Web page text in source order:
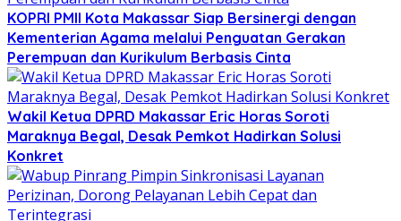
KOPRI PMII Kota Makassar Siap Bersinergi dengan
Kementerian Agama melalui Penguatan Gerakan
Perempuan dan Kurikulum Berbasis Cinta
Wakil Ketua DPRD Makassar Eric Horas Soroti
Maraknya Begal, Desak Pemkot Hadirkan Solusi
Konkret